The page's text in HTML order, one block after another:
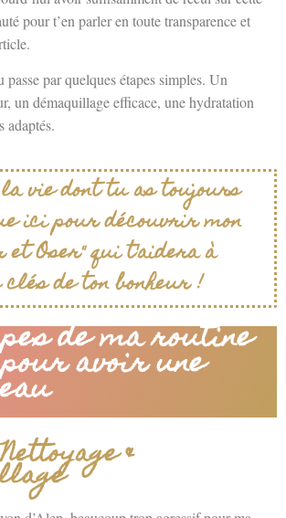
pour t’en parler en toute transparence et
par quelques étapes simples. Un
un démaquillage efficace, une hydratation
adaptés.
vie dont tu as toujours
ici pour découvrir mon
et Oser" qui t'aidera à
de ton bonheur !
de ma routine
avoir une
&